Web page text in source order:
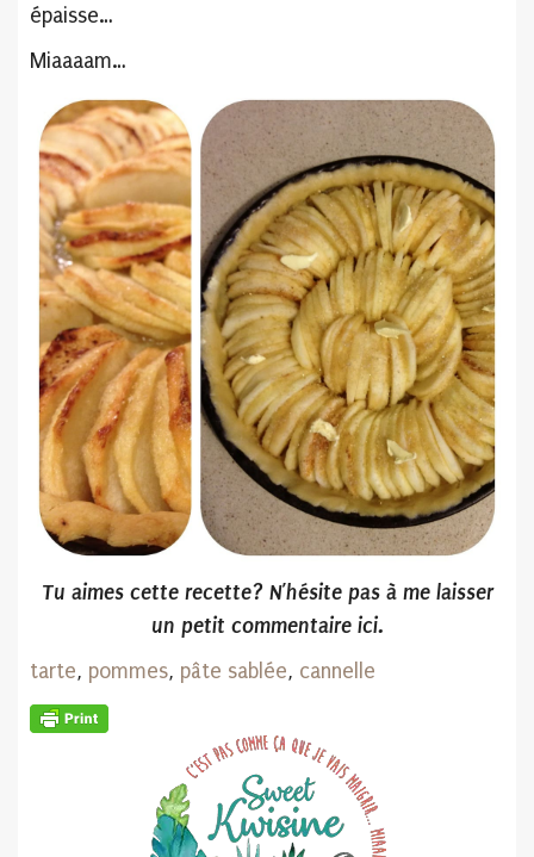
épaisse…
Miaaaam…
Tu aimes cette recette? N’hésite pas à me laisser
un petit commentaire ici.
tarte, pommes, pâte sablée, cannelle